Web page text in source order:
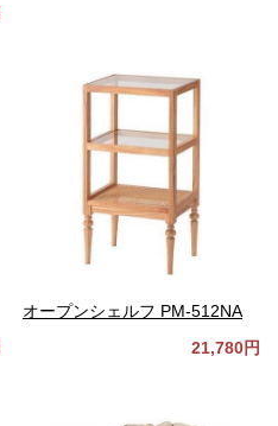
オープンシェルフ PM-512NA
21,780円